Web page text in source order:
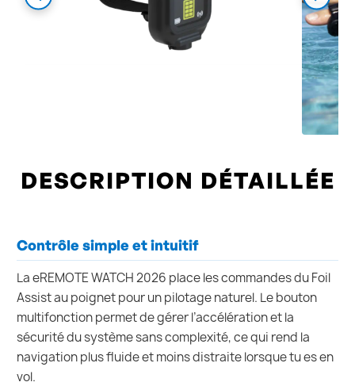
DESCRIPTION DÉTAILLÉE
Contrôle simple et intuitif
La eREMOTE WATCH 2026 place les commandes du Foil
Assist au poignet pour un pilotage naturel. Le bouton
multifonction permet de gérer l’accélération et la
sécurité du système sans complexité, ce qui rend la
navigation plus fluide et moins distraite lorsque tu es en
vol.